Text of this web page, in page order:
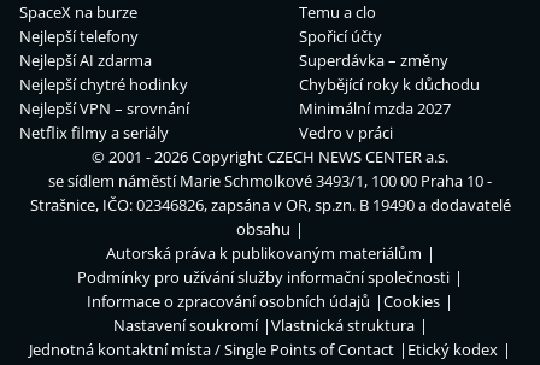
SpaceX na burze
Nejlepší telefony
Nejlepší AI zdarma
Nejlepší chytré hodinky
Nejlepší VPN – srovnání
Netflix filmy a seriály
Temu a clo
Spořicí účty
Superdávka – změny
Chybějící roky k důchodu
Minimální mzda 2027
Vedro v práci
© 2001 - 2026 CopyrightCZECH NEWS CENTER a.s.
se sídlem náměstí Marie Schmolkové 3493/1, 100 00 Praha 10 -
Strašnice, IČO: 02346826, zapsána v OR, sp.zn. B 19490 a dodavatelé
obsahu
Autorská práva k publikovaným materiálům
Podmínky pro užívání služby informační společnosti
Informace o zpracování osobních údajů
Cookies
Nastavení soukromí
Vlastnická struktura
Jednotná kontaktní místa / Single Points of Contact
Etický kodex